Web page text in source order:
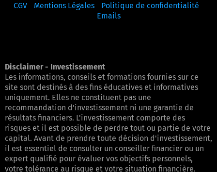
CGV- Mentions Légales Politique de confidentialité
Emails
Disclaimer - Investissement
Les informations, conseils et formations fournies sur ce
site sont destinés à des fins éducatives et informatives
uniquement. Elles ne constituent pas une
recommandation d'investissement ni une garantie de
résultats financiers. L'investissement comporte des
risques et il est possible de perdre tout ou partie de votre
capital. Avant de prendre toute décision d'investissement,
il est essentiel de consulter un conseiller financier ou un
expert qualifié pour évaluer vos objectifs personnels,
votre tolérance au risque et votre situation financière.